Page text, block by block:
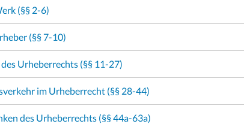
(§§ 2-6)
(§§ 7-10)
Urheberrechts (§§ 11-27)
im Urheberrecht (§§ 28-44)
des Urheberrechts (§§ 44a-63a)